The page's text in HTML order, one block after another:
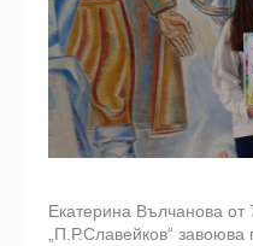
Екатерина Вълчанова от
„П.Р.Славейков“